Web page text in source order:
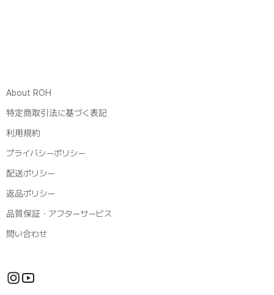
About ROH
特定商取引法に基づく表記
利用規約
プライバシーポリシー
配送ポリシー
返品ポリシー
品質保証・アフターサービス
問い合わせ